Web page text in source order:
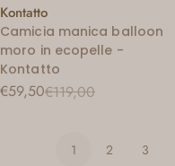
Venditore:
Kontatto
Camicia manica balloon
moro in ecopelle -
Kontatto
Prezzo
€59,50
Prezzo €119,00
1 2 3